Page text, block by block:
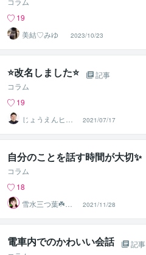
19
美結♡みゆ
2023/10/23
⭐改名しました⭐
記事
コラム
19
じょうえんヒカ
ル⭐️介護業界の救
世主
2021/07/17
自分のことを話す時間が大切✨
コラム
18
雪水三つ葉☘️あ
ったかコミュニ
ケーション
2021/11/28
電車内でのかわいい会話
記事